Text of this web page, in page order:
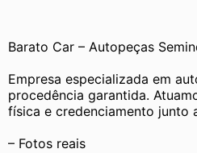
Barato Car – Autopeças
Empresa especializada em
procedência garantida.
física e credenciamento junto
– Fotos reais